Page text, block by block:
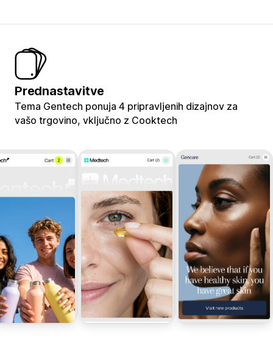
Prednastavitve
Tema Gentech ponuja 4 pripravljenih dizajnov za
vašo trgovino, vključno z Cooktech